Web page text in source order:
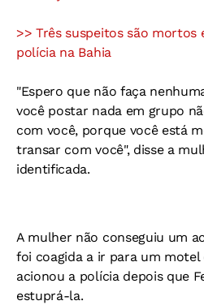
>> Três suspeitos são
polícia na Bahia
"Espero que não faça
você postar nada em grupo
com você, porque você está
transar com você", disse a
identificada.
A mulher não conseguiu um
foi coagida a ir para um
acionou a polícia depois que
estuprá-la.